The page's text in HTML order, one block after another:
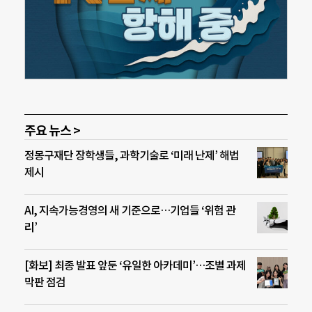
주요 뉴스 >
정몽구재단 장학생들, 과학기술로 ‘미래 난제’ 해법
제시
AI, 지속가능경영의 새 기준으로…기업들 ‘위험 관
리’
[화보] 최종 발표 앞둔 ‘유일한 아카데미’…조별 과제
막판 점검